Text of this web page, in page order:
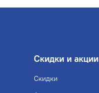
Скидки и акции
Скидки